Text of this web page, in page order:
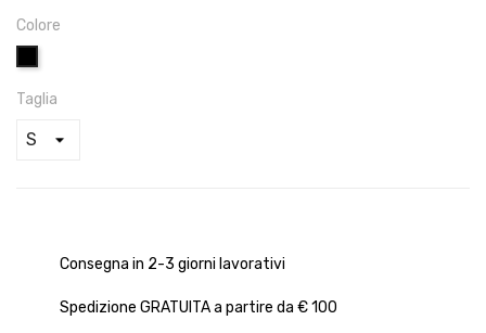
Colore
Taglia
Consegna in 2-3 giorni lavorativi
Spedizione GRATUITA a partire da € 100